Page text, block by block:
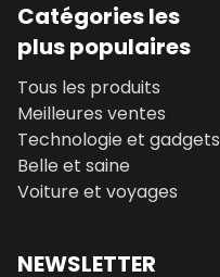
Catégories les
plus populaires
Tous les produits
Meilleures ventes
Technologie et gadgets
Belle et saine
Voiture et voyages
NEWSLETTER